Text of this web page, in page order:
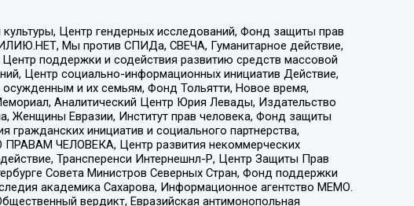
Центр гендерных исследований, Фонд защиты прав
Мы против СПИДа, СВЕЧА, Гуманитарное действие,
поддержки и содействия развитию средств массовой
Центр социально-информационных инициатив Действие,
и их семьям, Фонд Тольятти, Новое время,
Аналитический Центр Юрия Левады, Издательство
Женщины Евразии, Институт прав человека, Фонд защиты
гражданских инициатив и социального партнерства,
ЧЕЛОВЕКА, Центр развития некоммерческих
Трансперенси Интернешнл-Р, Центр Защиты Прав
Совета Министров Северных Стран, Фонд поддержки
академика Сахарова, Информационное агентство МЕМО.
вердикт, Евразийская антимонопольная